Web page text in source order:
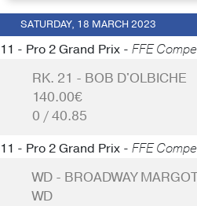
SATURDAY, 18 MARCH 2023
11 - Pro 2 Grand Prix - FFE
RK. 21 - BOB D'OLBICHE
140.00€
0 / 40.85
11 - Pro 2 Grand Prix - FFE
WD - BROADWAY
WD